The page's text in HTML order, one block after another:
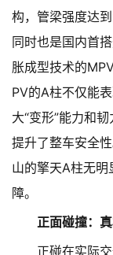
构，管梁强度达
同时也是国内首
胀成型技术的
PV的A柱不仅能
大“变形”能力和
提升了整车安全
山的擎天A柱无
障。
正面碰撞：
正碰在实际